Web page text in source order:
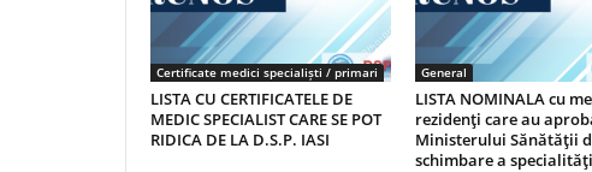
Certificate medici specialiști / primari
LISTA CU CERTIFICATELE DE
MEDIC SPECIALIST CARE SE POT
RIDICA DE LA D.S.P. IASI
General
LISTA NOMINALA cu
rezidenţi care au
Ministerului Sănătăţii
schimbare a specialităţi